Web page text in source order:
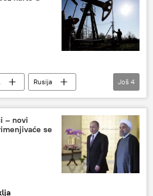
Rusija
nafta
Novak
Još 4
– novi
se